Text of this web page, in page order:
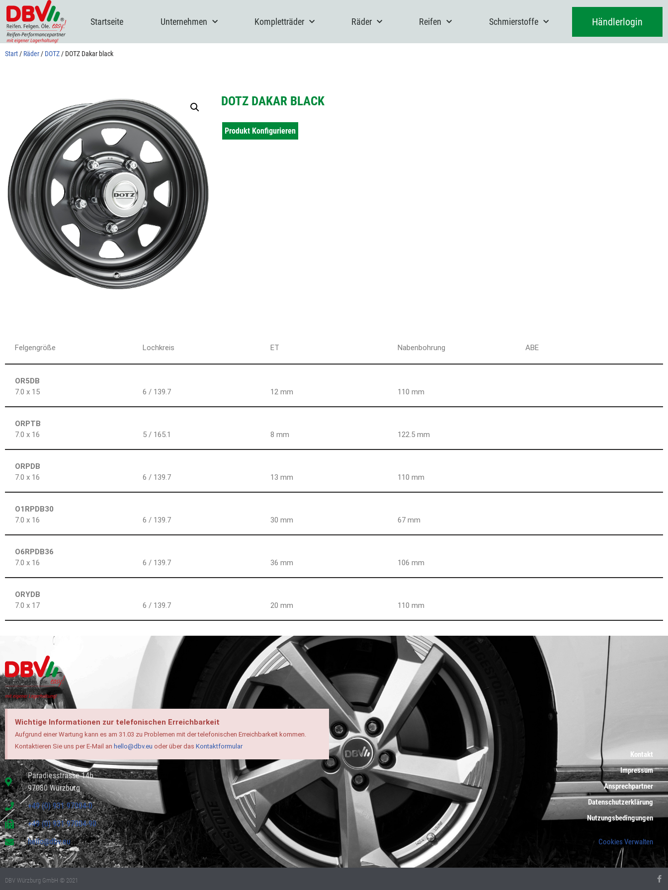
Zum
Inhalt
springen
Startseite Unternehmen Kompletträder Räder Reifen Schmierstoffe Händlerlogin
Start / Räder / DOTZ / DOTZ Dakar black
DOTZ DAKAR BLACK
Produkt Konfigurieren
Felgengröße Lochkreis ET Nabenbohrung ABE
OR5DB
7.0 x 15
6 / 139.7 12 mm 110 mm
ORPTB
7.0 x 16
5 / 165.1 8 mm 122.5 mm
ORPDB
7.0 x 16
6 / 139.7 13 mm 110 mm
O1RPDB30
7.0 x 16
6 / 139.7 30 mm 67 mm
O6RPDB36
7.0 x 16
6 / 139.7 36 mm 106 mm
ORYDB
7.0 x 17
6 / 139.7 20 mm 110 mm
Wichtige Informationen zur telefonischen Erreichbarkeit
Aufgrund einer Wartung kann es am 31.03 zu Problemen mit der telefonischen Erreichbarkeit kommen.
Kontaktieren Sie uns per E-Mail an hello@dbv.eu oder über das Kontaktformular
Paradiesstrasse 14b
97080 Würzburg
+49 (0) 931 97004-0
+49 (0) 931 97004-90
hello@dbv.eu
Kontakt
Impressum
Ansprechpartner
Datenschutzerklärung
Nutzungsbedingungen
Cookies Verwalten
DBV Würzburg GmbH © 2021